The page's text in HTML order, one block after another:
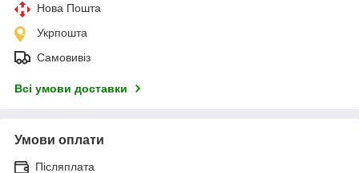
Нова Пошта
Укрпошта
Самовивіз
Всі умови доставки
Умови оплати
Післяплата